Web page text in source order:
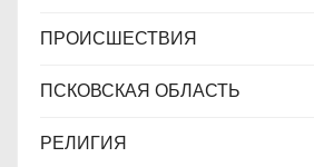
ПРОИСШЕСТВИЯ
ПСКОВСКАЯ ОБЛАСТЬ
РЕЛИГИЯ